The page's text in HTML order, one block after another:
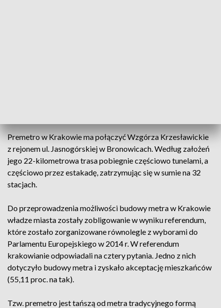
Premetro w Krakowie ma połączyć Wzgórza Krzesławickie
z rejonem ul. Jasnogórskiej w Bronowicach. Według założeń
jego 22-kilometrowa trasa pobiegnie częściowo tunelami, a
częściowo przez estakadę, zatrzymując się w sumie na 32
stacjach.
Do przeprowadzenia możliwości budowy metra w Krakowie
władze miasta zostały zobligowanie w wyniku referendum,
które zostało zorganizowane równolegle z wyborami do
Parlamentu Europejskiego w 2014 r. W referendum
krakowianie odpowiadali na cztery pytania. Jedno z nich
dotyczyło budowy metra i zyskało akceptację mieszkańców
(55,11 proc. na tak).
Tzw. premetro jest tańszą od metra tradycyjnego formą